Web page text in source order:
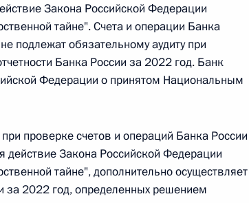
№ 247-ФЗ
Федерации об административных
№ 245-ФЗ
Российской Федерации и Правительством
деятельности с драгоценными металлами,
Закона Российской Федерации
тайне". Счета и операции Банка
подлежат обязательному аудиту при
Банка России за 2022 год. Банк
Федерации о принятом Национальным
проверке счетов и операций Банка России
действие Закона Российской Федерации
тайне", дополнительно осуществляет
за 2022 год, определенных решением